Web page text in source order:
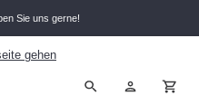
Sie uns gerne!